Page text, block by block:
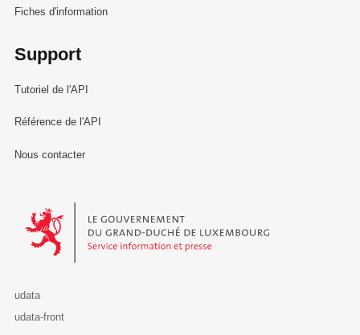
Fiches d'information
Support
Tutoriel de l'API
Référence de l'API
Nous contacter
Le Gouvernement du Grand-Duché de Luxembourg - Service
udata
udata-front